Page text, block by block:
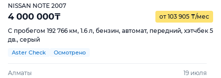
NISSAN NOTE 2007
4 000 000₸ от 103 905 ₸/мес
С пробегом 192 766 км, 1.6 л, бензин, автомат, передний, хэтчбек 5
дв., серый
Aster Check Осмотрено
Алматы 19 июля